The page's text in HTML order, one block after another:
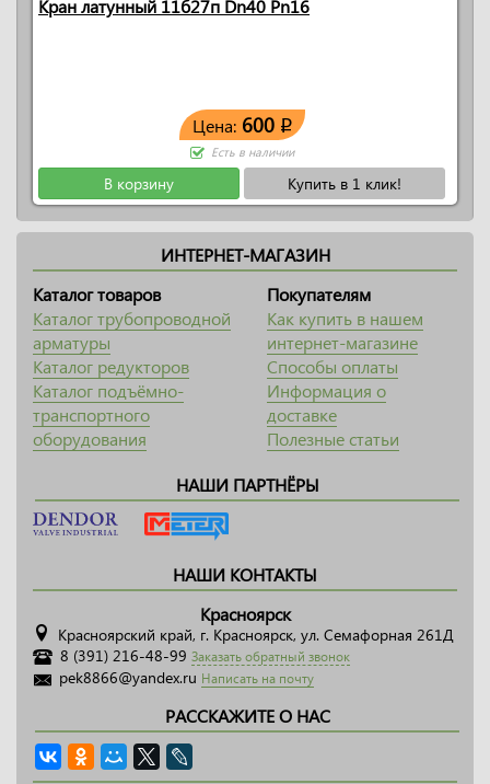
Кран латунный 11б27п Dn40 Pn16
Цена: 600 q
Есть в наличии
В корзину Купить в 1 клик!
ИНТЕРНЕТ-МАГАЗИН
Каталог товаров
Каталог трубопроводной
арматуры
Каталог редукторов
Каталог подъёмно-
транспортного
оборудования
Покупателям
Как купить в нашем
интернет-магазине
Способы оплаты
Информация о
доставке
Полезные статьи
НАШИ ПАРТНЁРЫ
НАШИ КОНТАКТЫ
Красноярск
Красноярский край, г. Красноярск, ул. Семафорная 261Д
8 (391) 216-48-99 Заказать обратный звонок
pek8866@yandex.ru Написать на почту
РАССКАЖИТЕ О НАС